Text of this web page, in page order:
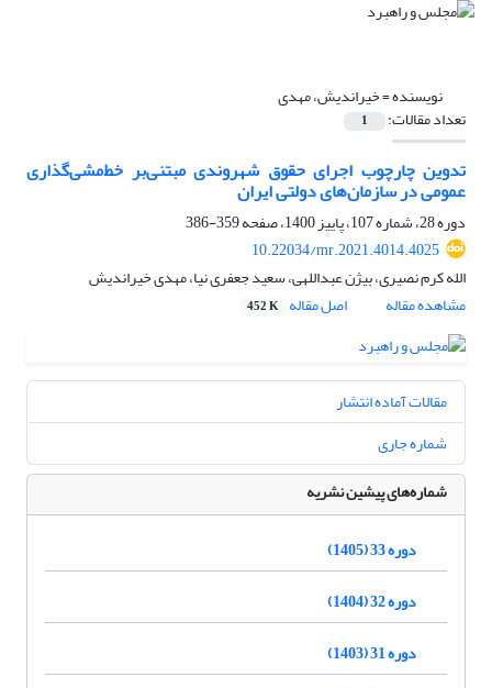
نویسنده =خیراندیش، مهدی
تعداد مقالات: 1
تدوین چارچوب اجرای حقوق شهروندی مبتنی‌بر خط‌مشی‌گذاری
عمومی در سازمان‌های دولتی ایران
دوره 28، شماره 107، پاییز 1400، صفحه
359-386
10.22034/mr.2021.4014.4025
الله کرم نصیری، بیژن عبداللهی، سعید جعفری نیا، مهدی خیراندیش
مشاهده مقاله
اصل مقاله 452 K
مقالات آماده انتشار
شماره جاری
شماره‌های پیشین نشریه
دوره 33 (1405)
دوره 32 (1404)
دوره 31 (1403)